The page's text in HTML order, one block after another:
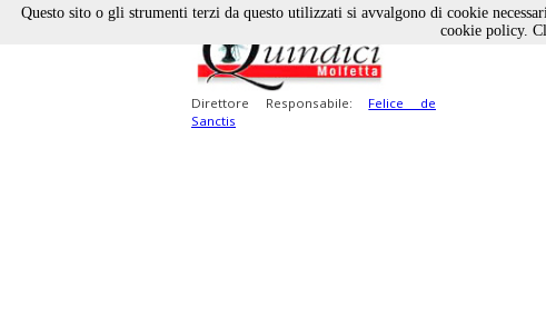
Direttore Responsabile: Felice de
Sanctis
Questo sito o gli strumenti terzi da questo utilizzati si avvalgono di cookie
cookie policy.